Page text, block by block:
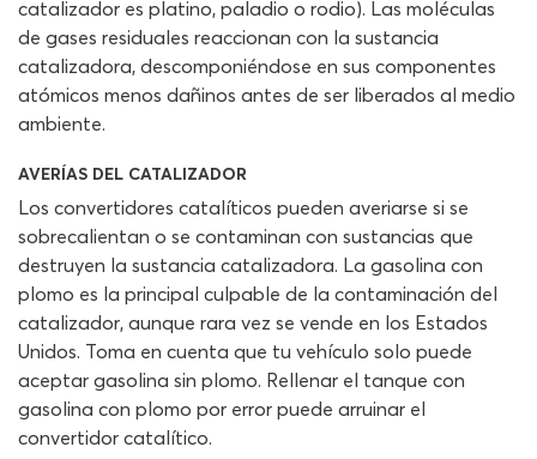
catalizador es platino, paladio o rodio). Las moléculas
de gases residuales reaccionan con la sustancia
catalizadora, descomponiéndose en sus componentes
atómicos menos dañinos antes de ser liberados al medio
ambiente.
AVERÍAS DEL CATALIZADOR
Los convertidores catalíticos pueden averiarse si se
sobrecalientan o se contaminan con sustancias que
destruyen la sustancia catalizadora. La gasolina con
plomo es la principal culpable de la contaminación del
catalizador, aunque rara vez se vende en los Estados
Unidos. Toma en cuenta que tu vehículo solo puede
aceptar gasolina sin plomo. Rellenar el tanque con
gasolina con plomo por error puede arruinar el
convertidor catalítico.